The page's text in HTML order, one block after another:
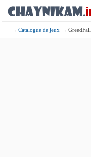
→Catalogue de jeux → GreedFall